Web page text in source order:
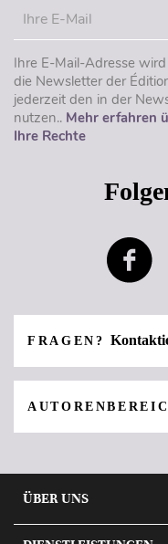
Ihre E-Mail-Adresse
die Newsletter der
jederzeit den in der
nutzen.. Mehr erfahren
Ihre Rechte
FRAGEN?
ÜBER UNS